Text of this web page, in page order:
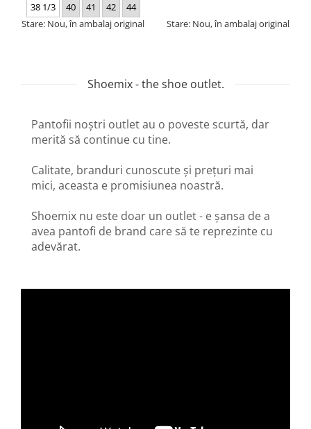
38 1/3
40 41 42
44
Stare: Nou, în ambalaj original
Stare: Nou, în ambalaj original
Shoemix - the shoe outlet.
Pantofii noștri outlet au o poveste scurtă, dar
merită să continue cu tine.
Calitate, branduri cunoscute și prețuri mai
mici, aceasta e promisiunea noastră.
Shoemix nu este doar un outlet - e șansa de a
avea pantofi de brand care să te reprezinte cu
adevărat.